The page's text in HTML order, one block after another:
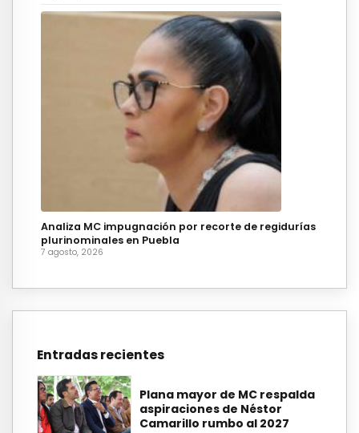
Analiza MC impugnación por recorte de regidurías
plurinominales en Puebla
7 agosto, 2026
Entradas recientes
Plana mayor de MC respalda
aspiraciones de Néstor
Camarillo rumbo al 2027